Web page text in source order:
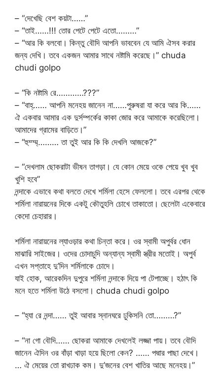
– “দেখেছি বেশ কয়টা……”
– “তাই……!!! তোর পেটে পেটে এতো………”
– “আর কি বলবো। কিন্তু বৌদি আপনি ভাববেন যে আমি ঐসব করার
জন্য দেখি। তবে একজন আমার সাথে নষ্টামি করেছে।” chuda
chudi golpo
– “কি নষ্টামি রে…………???”
– “বাহ্…… আপনি মনেহয় জানেন না……পুরুষরা যা করে আর কি……
ঐ একবার আমার এক দুর্সম্পর্কের কাকা জোর করে আমাকে করেছিলো।
আমাদের গ্রামের বাড়িতে।”
– “হুম্ম্ম্……… তা তুই আর কি কি দেখলি আজকে?”
– “দেখলাম ছোকরাটা ভীষন তাগড়া। যে কোন মেয়ে ওকে পেয়ে খুব খুব
খুশি হবে”
নন্দাকে এভাবে কথা বলতে দেখে শর্মিলা হেসে ফেললো। তবে এরপর থেকে
শর্মিলা নারায়নের দিকে একটু কৌতুহলি চোখে তাকাতো। ছেলেটা একেবারে
কেদো চেহারার।
শর্মিলা নারায়নের ল্যাওড়ার কথা চিন্তা করে। ওর স্বামী অপুর্বর ধোন
মাঝারি সাইজের। ওদের চোদাচুদি অন্যান্য স্বামী স্ত্রীর মতোই। অপুর্ব
এখন সপ্তাহে দু’দিন শর্মিলাকে চোদে।
যাই হোক, আরেকদিন দুপুরে শর্মিলা নন্দাকে দিয়ে পা টেপাচ্ছে। হঠাৎ কি
মনে হতে শর্মিলা উঠে বসলো। chuda chudi golpo
– “হ্যা রে নন্দা…… তুই আবার স্নানঘরে ঢুকিসনি তো………?”
– “না গো বৌদি…… ছোকরা আমাকে দেখলেই লজ্জা পায়। তবে বৌদি
জানেন ঐদিন ওর বাঁড়া খাড়া হয়ে ছিলো কেন? …… পদ্মার পাছা দেখে।
… ঐ মেয়ের তো রাখঢাক কম। দু’জনের বেশ খাতির আছে মনেহয়।”